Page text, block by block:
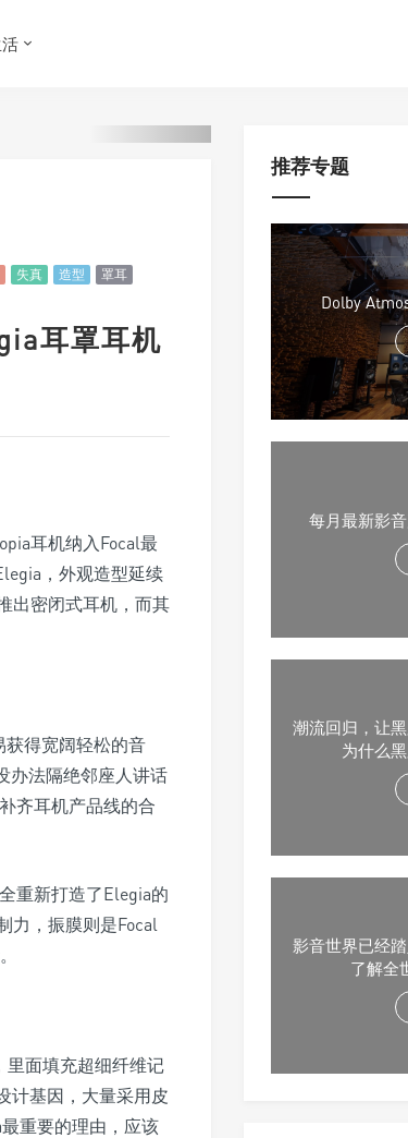
失真 造型
罩耳
耳罩耳机
耳机纳入Focal最
，外观造型延续
出密闭式耳机，而其
获得宽阔轻松的音
办法隔绝邻座人讲话
齐耳机产品线的合
重新打造了Elegia的
力，振膜则是Focal
里面填充超细纤维记
计基因，大量采用皮
重要的理由，应该
推荐专题
Dolby
每月最新影
潮流回归，让
为什么
影音世界已经
了解全